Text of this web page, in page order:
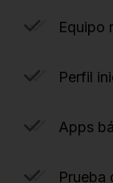
Equipo
Perfil
Apps
Prueba